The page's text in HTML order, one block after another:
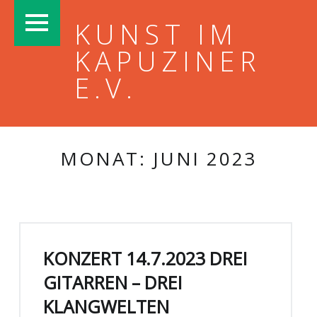
KUNST IM
KAPUZINER
E.V.
MONAT: JUNI 2023
KONZERT 14.7.2023 DREI
GITARREN – DREI
KLANGWELTEN